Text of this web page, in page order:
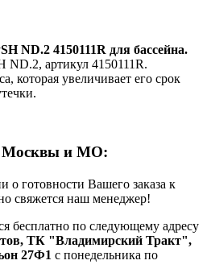
ND.2 4150111R для бассейна.
артикул 4150111R.
которая увеличивает его срок
Москвы и МО:
о готовности Вашего заказа к
свяжется наш менеджер!
бесплатно по следующему адресу
ТК "Владимирский Тракт",
27Ф1 с понедельника по